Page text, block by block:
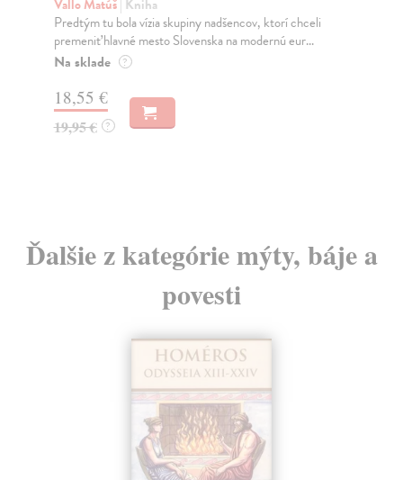
Vallo Matúš| Kniha
Predtým tu bola vízia skupiny nadšencov, ktorí chceli
premeniť hlavné mesto Slovenska na modernú eur...
Na sklade ?
18,55 €
19,95 € ?
Ďalšie z kategórie mýty, báje a
povesti